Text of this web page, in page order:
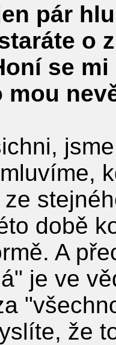
pár
o
se
mou
době
A
je ve
že